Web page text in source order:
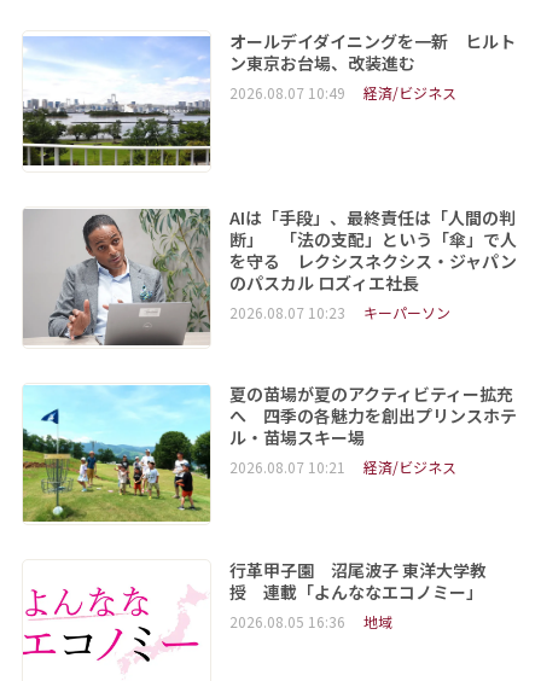
オールデイダイニングを一新 ヒルト
ン東京お台場、改装進む
2026.08.07 10:49 経済/ビジネス
AIは「手段」、最終責任は「人間の判
断」 「法の支配」という「傘」で人
を守る レクシスネクシス・ジャパン
のパスカル ロズィエ社長
2026.08.07 10:23 キーパーソン
夏の苗場が夏のアクティビティー拡充
へ 四季の各魅力を創出プリンスホテ
ル・苗場スキー場
2026.08.07 10:21 経済/ビジネス
行革甲子園 沼尾波子 東洋大学教
授 連載「よんななエコノミー」
2026.08.05 16:36 地域